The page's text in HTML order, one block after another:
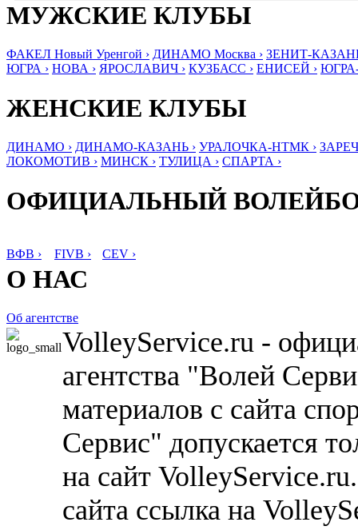
МУЖСКИЕ КЛУБЫ
ФАКЕЛ Новый Уренгой › ДИНАМО Москва › ЗЕНИТ-
ЮГРА › НОВА › ЯРОСЛАВИЧ › КУЗБАСС › ЕНИСЕЙ ›
ЖЕНСКИЕ КЛУБЫ
ДИНАМО › ДИНАМО-КАЗАНЬ › УРАЛОЧКА-НТМК ›
ЛОКОМОТИВ › МИНСК › ТУЛИЦА › СПАРТА ›
ОФИЦИАЛЬНЫЙ
ВФВ › FIVB › CEV ›
О НАС
Об агентстве
VolleyService.ru -
агентства "Волей
материалов с сайта
Сервис" допускается
на сайт
сайта ссылка на